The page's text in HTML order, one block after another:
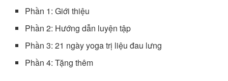
Phần 1: Giới thiệu
Phần 2: Hướng dẫn luyện tập
Phần 3: 21 ngày yoga trị liệu đau lưng
Phần 4: Tặng thêm